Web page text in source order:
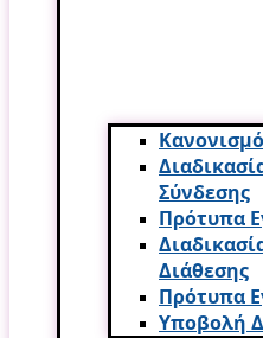
Σύνδεσης
Πρότυπα
Διάθεσης
Πρότυπα
Υποβολή